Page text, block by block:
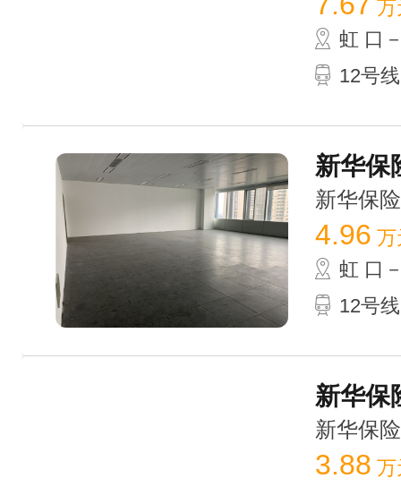
万
虹 口
12号
新华保
新华保
4.96 万
虹 口
12号
新华保
新华保
3.88 万